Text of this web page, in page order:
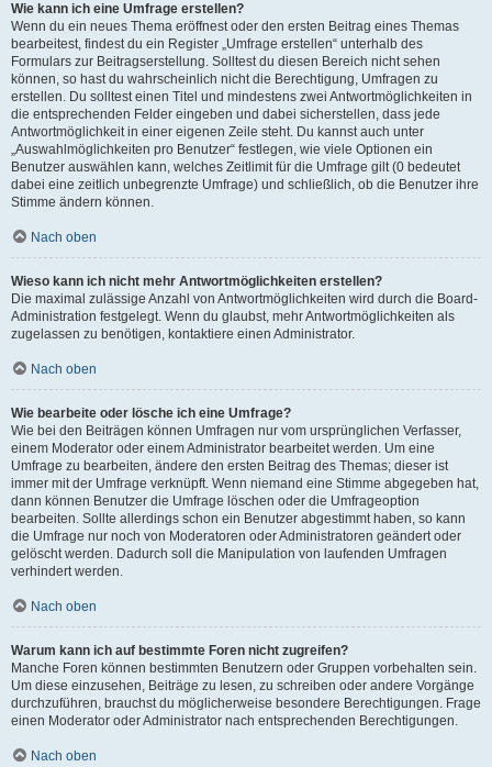
Wie kann ich eine Umfrage erstellen?
Wenn du ein neues Thema eröffnest oder den ersten Beitrag eines Themas
bearbeitest, findest du ein Register „Umfrage erstellen“ unterhalb des
Formulars zur Beitragserstellung. Solltest du diesen Bereich nicht sehen
können, so hast du wahrscheinlich nicht die Berechtigung, Umfragen zu
erstellen. Du solltest einen Titel und mindestens zwei Antwortmöglichkeiten in
die entsprechenden Felder eingeben und dabei sicherstellen, dass jede
Antwortmöglichkeit in einer eigenen Zeile steht. Du kannst auch unter
„Auswahlmöglichkeiten pro Benutzer“ festlegen, wie viele Optionen ein
Benutzer auswählen kann, welches Zeitlimit für die Umfrage gilt (0 bedeutet
dabei eine zeitlich unbegrenzte Umfrage) und schließlich, ob die Benutzer ihre
Stimme ändern können.
Nach oben
Wieso kann ich nicht mehr Antwortmöglichkeiten erstellen?
Die maximal zulässige Anzahl von Antwortmöglichkeiten wird durch die Board-
Administration festgelegt. Wenn du glaubst, mehr Antwortmöglichkeiten als
zugelassen zu benötigen, kontaktiere einen Administrator.
Nach oben
Wie bearbeite oder lösche ich eine Umfrage?
Wie bei den Beiträgen können Umfragen nur vom ursprünglichen Verfasser,
einem Moderator oder einem Administrator bearbeitet werden. Um eine
Umfrage zu bearbeiten, ändere den ersten Beitrag des Themas; dieser ist
immer mit der Umfrage verknüpft. Wenn niemand eine Stimme abgegeben hat,
dann können Benutzer die Umfrage löschen oder die Umfrageoption
bearbeiten. Sollte allerdings schon ein Benutzer abgestimmt haben, so kann
die Umfrage nur noch von Moderatoren oder Administratoren geändert oder
gelöscht werden. Dadurch soll die Manipulation von laufenden Umfragen
verhindert werden.
Nach oben
Warum kann ich auf bestimmte Foren nicht zugreifen?
Manche Foren können bestimmten Benutzern oder Gruppen vorbehalten sein.
Um diese einzusehen, Beiträge zu lesen, zu schreiben oder andere Vorgänge
durchzuführen, brauchst du möglicherweise besondere Berechtigungen. Frage
einen Moderator oder Administrator nach entsprechenden Berechtigungen.
Nach oben